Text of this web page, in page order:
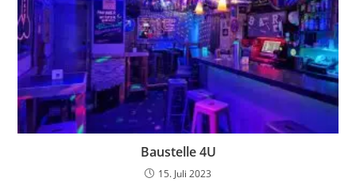
Baustelle 4U
15. Juli 2023